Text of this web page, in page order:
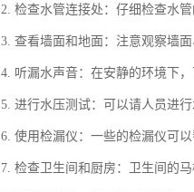
2. 检查水管连接处：仔细检查水
3. 查看墙面和地面：注意观察墙
4. 听漏水声音：在安静的环境下
5. 进行水压测试：可以请人员进
6. 使用检漏仪：一些的检漏仪可
7. 检查卫生间和厨房：卫生间的